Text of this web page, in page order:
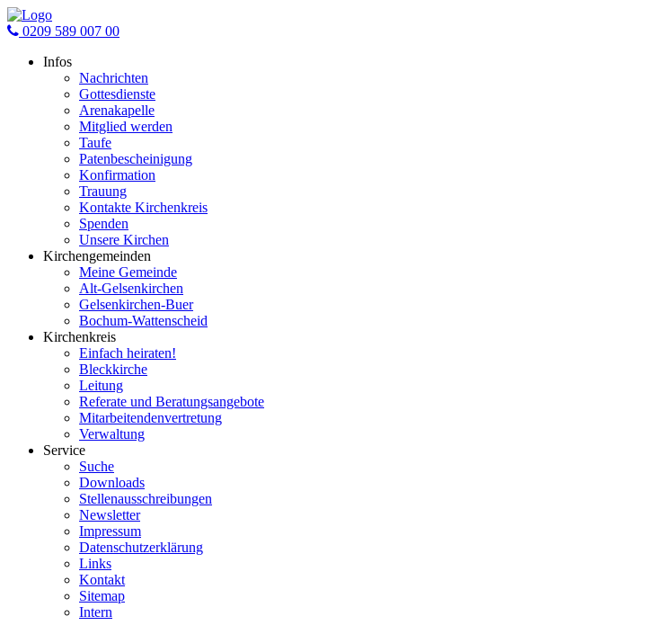
0209 589 007 00
Infos
Nachrichten
Gottesdienste
Arenakapelle
Mitglied werden
Taufe
Patenbescheinigung
Konfirmation
Trauung
Kontakte Kirchenkreis
Spenden
Unsere Kirchen
Kirchengemeinden
Meine Gemeinde
Alt-Gelsenkirchen
Gelsenkirchen-Buer
Bochum-Wattenscheid
Kirchenkreis
Einfach heiraten!
Bleckkirche
Leitung
Referate und Beratungsangebote
Mitarbeitendenvertretung
Verwaltung
Service
Suche
Downloads
Stellenausschreibungen
Newsletter
Impressum
Datenschutzerklärung
Links
Kontakt
Sitemap
Intern